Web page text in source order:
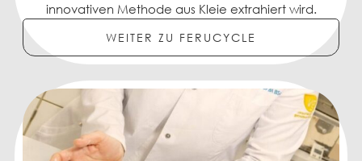
innovativen Methode aus Kleie extrahiert wird.
WEITER ZU FERUCYCLE